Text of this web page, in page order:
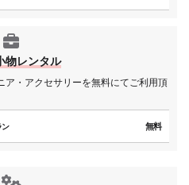
物レンタル
・アクセサリーを無料にてご利用頂
ン 無料